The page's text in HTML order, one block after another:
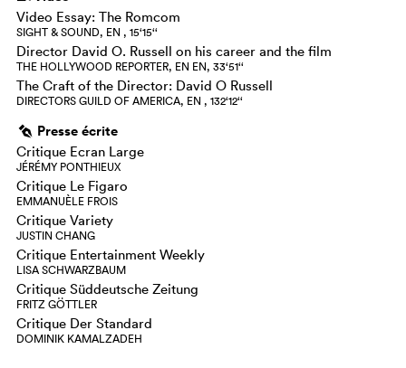
Video Essay: The Romcom
SIGHT & SOUND, EN , 15‘15‘‘
Director David O. Russell on his career and the film
THE HOLLYWOOD REPORTER, EN EN, 33‘51‘‘
The Craft of the Director: David O Russell
DIRECTORS GUILD OF AMERICA, EN , 132‘12‘‘
g Presse écrite
Critique Ecran Large
JÉRÉMY PONTHIEUX
Critique Le Figaro
EMMANUÈLE FROIS
Critique Variety
JUSTIN CHANG
Critique Entertainment Weekly
LISA SCHWARZBAUM
Critique Süddeutsche Zeitung
FRITZ GÖTTLER
Critique Der Standard
DOMINIK KAMALZADEH